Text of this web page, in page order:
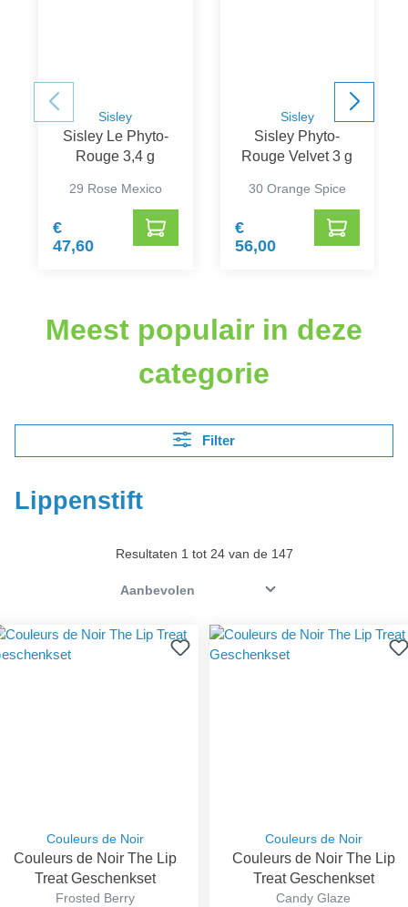
Sisley
Sisley Le Phyto-
Rouge 3,4 g
29 Rose Mexico
€
47,60
Sisley
Sisley Phyto-
Rouge Velvet 3 g
30 Orange Spice
€
56,00
Meest populair in deze
categorie
Filter
Lippenstift
Resultaten 1 tot 24 van de 147
Couleurs de Noir
Couleurs de Noir The Lip
Treat Geschenkset
Frosted Berry
Couleurs de Noir
Couleurs de Noir The Lip
Treat Geschenkset
Candy Glaze